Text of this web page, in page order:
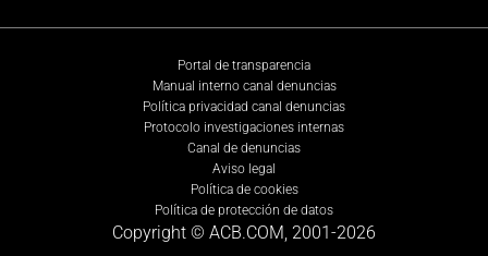
Portal de transparencia
Manual interno canal denuncias
Política privacidad canal denuncias
Protocolo investigaciones internas
Canal de denuncias
Aviso legal
Política de cookies
Política de protección de datos
Copyright © ACB.COM, 2001-2026